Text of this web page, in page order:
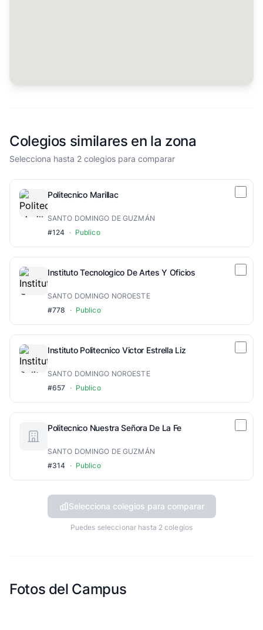
Colegios similares en la zona
Selecciona hasta 2 colegios para comparar
Politecnico Marillac
SANTO DOMINGO DE GUZMÁN
#124 · Publico
Instituto Tecnologico De Artes Y Oficios
SANTO DOMINGO NOROESTE
#778
· Publico
Instituto Politecnico Victor Estrella Liz
SANTO DOMINGO NOROESTE
#657 · Publico
Politecnico Nuestra Señora De La Fe
SANTO DOMINGO DE GUZMÁN
#314 · Publico
Selecciona colegios para comparar
Puedes seleccionar hasta 2 colegios
Fotos del Campus